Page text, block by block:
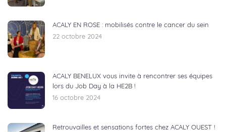
ACALY EN ROSE : mobilisés contre le cancer du sein
22 octobre 2024
ACALY BENELUX vous invite à rencontrer ses équipes
lors du Job Day à la HE2B !
16 octobre 2024
Retrouvailles et sensations fortes chez ACALY OUEST !